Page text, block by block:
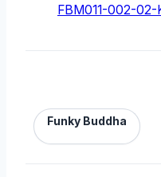
FBM011-002-02-
Funky Buddha